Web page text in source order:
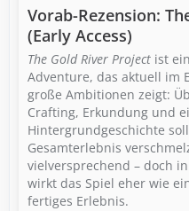
Vorab-Rezension:
(Early Access)
The Gold River Project ist
Adventure, das aktuell im
große Ambitionen zeigt:
Crafting, Erkundung und
Hintergrundgeschichte
Gesamterlebnis
vielversprechend – doch
wirkt das Spiel eher wie
fertiges Erlebnis.